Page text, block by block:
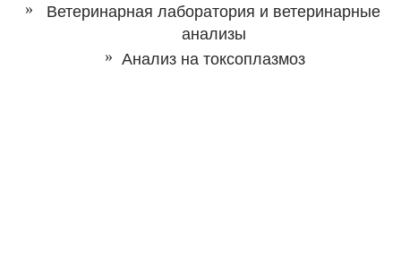
Ветеринарная лаборатория и ветеринарные
анализы
Анализ на токсоплазмоз